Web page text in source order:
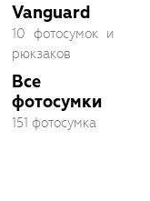
Vanguard
10 фотосумок и
рюкзаков
Все
фотосумки
151 фотосумка